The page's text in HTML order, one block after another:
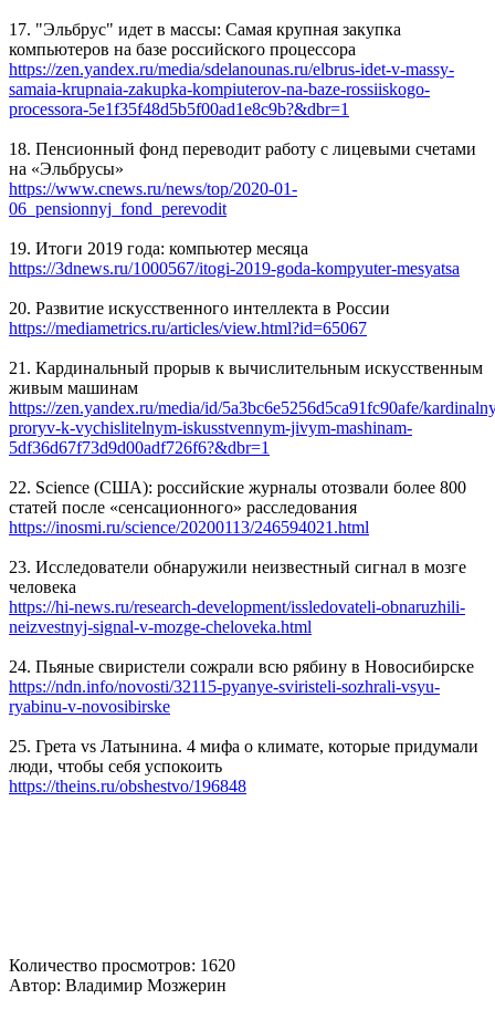
17. "Эльбрус" идет в массы: Самая крупная закупка
компьютеров на базе российского процессора
https://zen.yandex.ru/media/sdelanounas.ru/elbrus-idet-v-massy-
samaia-krupnaia-zakupka-kompiuterov-na-baze-rossiiskogo-
processora-5e1f35f48d5b5f00ad1e8c9b?&dbr=1
18. Пенсионный фонд переводит работу с лицевыми счетами
на «Эльбрусы»
https://www.cnews.ru/news/top/2020-01-
06_pensionnyj_fond_perevodit
19. Итоги 2019 года: компьютер месяца
https://3dnews.ru/1000567/itogi-2019-goda-kompyuter-mesyatsa
20. Развитие искусственного интеллекта в России
https://mediametrics.ru/articles/view.html?id=65067
21. Кардинальный прорыв к вычислительным искусственным
живым машинам
https://zen.yandex.ru/media/id/5a3bc6e5256d5ca91fc90afe/
proryv-k-vychislitelnym-iskusstvennym-jivym-mashinam-
5df36d67f73d9d00adf726f6?&dbr=1
22. Science (США): российские журналы отозвали более 800
статей после «сенсационного» расследования
https://inosmi.ru/science/20200113/246594021.html
23. Исследователи обнаружили неизвестный сигнал в мозге
человека
https://hi-news.ru/research-development/issledovateli-obnaruzhili-
neizvestnyj-signal-v-mozge-cheloveka.html
24. Пьяные свиристели сожрали всю рябину в Новосибирске
https://ndn.info/novosti/32115-pyanye-sviristeli-sozhrali-vsyu-
ryabinu-v-novosibirske
25. Грета vs Латынина. 4 мифа о климате, которые придумали
люди, чтобы себя успокоить
https://theins.ru/obshestvo/196848
Количество просмотров: 1620
Автор: Владимир Мозжерин